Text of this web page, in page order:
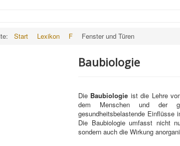
Start Lexikon F Fenster und Türen
Baubiologie
Die Baubiologie ist die Lehre
dem Menschen und der
gesundheitsbelastende Einflüsse
Die Baubiologie umfasst nicht
sondern auch die Wirkung